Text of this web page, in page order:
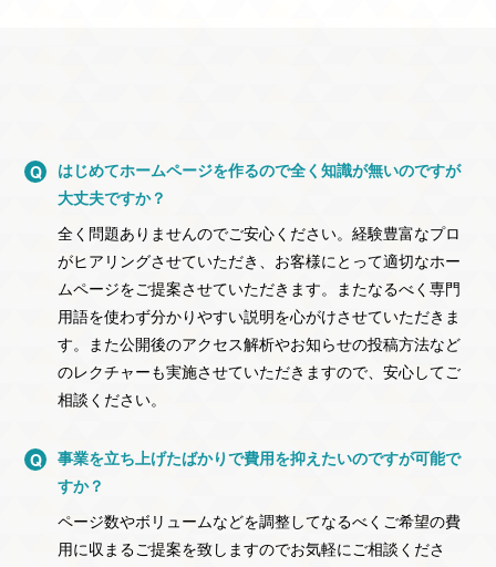
はじめてホームページを作るので全く知識が無いのですが
大丈夫ですか？
全く問題ありませんのでご安心ください。経験豊富なプロ
がヒアリングさせていただき、お客様にとって適切なホー
ムページをご提案させていただきます。またなるべく専門
用語を使わず分かりやすい説明を心がけさせていただきま
す。また公開後のアクセス解析やお知らせの投稿方法など
のレクチャーも実施させていただきますので、安心してご
相談ください。
事業を立ち上げたばかりで費用を抑えたいのですが可能で
すか？
ページ数やボリュームなどを調整してなるべくご希望の費
用に収まるご提案を致しますのでお気軽にご相談くださ